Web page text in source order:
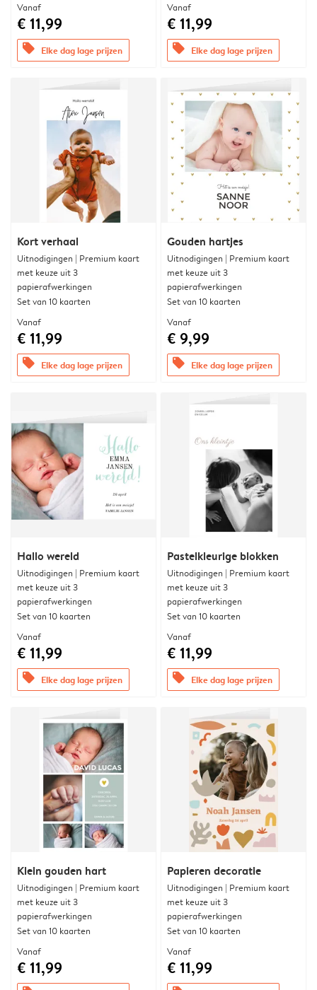
Vanaf
€ 11,99
offers Elke dag lage prijzen
Vanaf
€ 11,99
offers Elke dag lage prijzen
Kort verhaal
Uitnodigingen | Premium kaart
met keuze uit 3
papierafwerkingen
Set van 10 kaarten
Vanaf
€ 11,99
offers Elke dag lage prijzen
Gouden hartjes
Uitnodigingen | Premium kaart
met keuze uit 3
papierafwerkingen
Set van 10 kaarten
Vanaf
€ 9,99
offers Elke dag lage prijzen
Hallo wereld
Uitnodigingen | Premium kaart
met keuze uit 3
papierafwerkingen
Set van 10 kaarten
Vanaf
€ 11,99
offers Elke dag lage prijzen
Pastelkleurige blokken
Uitnodigingen | Premium kaart
met keuze uit 3
papierafwerkingen
Set van 10 kaarten
Vanaf
€ 11,99
offers Elke dag lage prijzen
Klein gouden hart
Uitnodigingen | Premium kaart
met keuze uit 3
papierafwerkingen
Set van 10 kaarten
Vanaf
€ 11,99
Papieren decoratie
Uitnodigingen | Premium kaart
met keuze uit 3
papierafwerkingen
Set van 10 kaarten
Vanaf
€ 11,99